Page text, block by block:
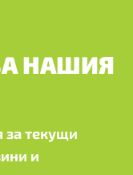
НАШИЯ
текущи
и